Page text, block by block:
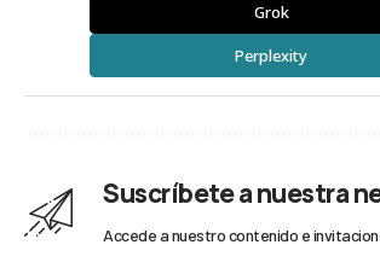
Grok
Perplexity
Suscríbete a nuestra
Accede a nuestro contenido e